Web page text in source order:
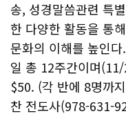
송, 성경말씀관련 특
한 다양한 활동을 통
문화의 이해를 높인
일 총 12주간이며
$50. (각 반에 8명까
찬 전도사(978-631-